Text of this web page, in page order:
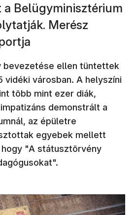
Belügyminisztérium
Merész
bevezetése ellen tüntettek
vidéki városban. A helyszíni
több mint ezer diák,
demonstrált a
az épületre
egyebek mellett
"A státusztörvény